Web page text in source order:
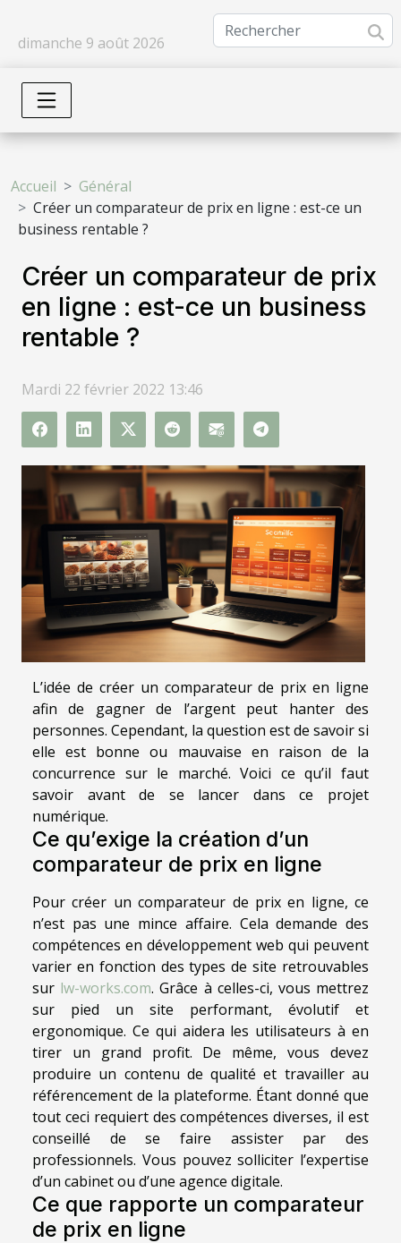
dimanche 9 août 2026
Accueil
Général
Créer un comparateur de prix en ligne : est-ce un
business rentable ?
Créer un comparateur de prix
en ligne : est-ce un business
rentable ?
Mardi 22 février 2022 13:46
L’idée de créer un comparateur de prix en ligne
afin de gagner de l’argent peut hanter des
personnes. Cependant, la question est de savoir si
elle est bonne ou mauvaise en raison de la
concurrence sur le marché. Voici ce qu’il faut
savoir avant de se lancer dans ce projet
numérique.
Ce qu’exige la création d’un
comparateur de prix en ligne
Pour créer un comparateur de prix en ligne, ce
n’est pas une mince affaire. Cela demande des
compétences en développement web qui peuvent
varier en fonction des types de site retrouvables
sur lw-works.com. Grâce à celles-ci, vous mettrez
sur pied un site performant, évolutif et
ergonomique. Ce qui aidera les utilisateurs à en
tirer un grand profit. De même, vous devez
produire un contenu de qualité et travailler au
référencement de la plateforme. Étant donné que
tout ceci requiert des compétences diverses, il est
conseillé de se faire assister par des
professionnels. Vous pouvez solliciter l’expertise
d’un cabinet ou d’une agence digitale.
Ce que rapporte un comparateur
de prix en ligne